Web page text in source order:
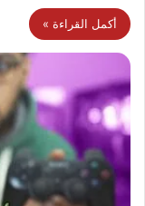
أكمل القراءة »